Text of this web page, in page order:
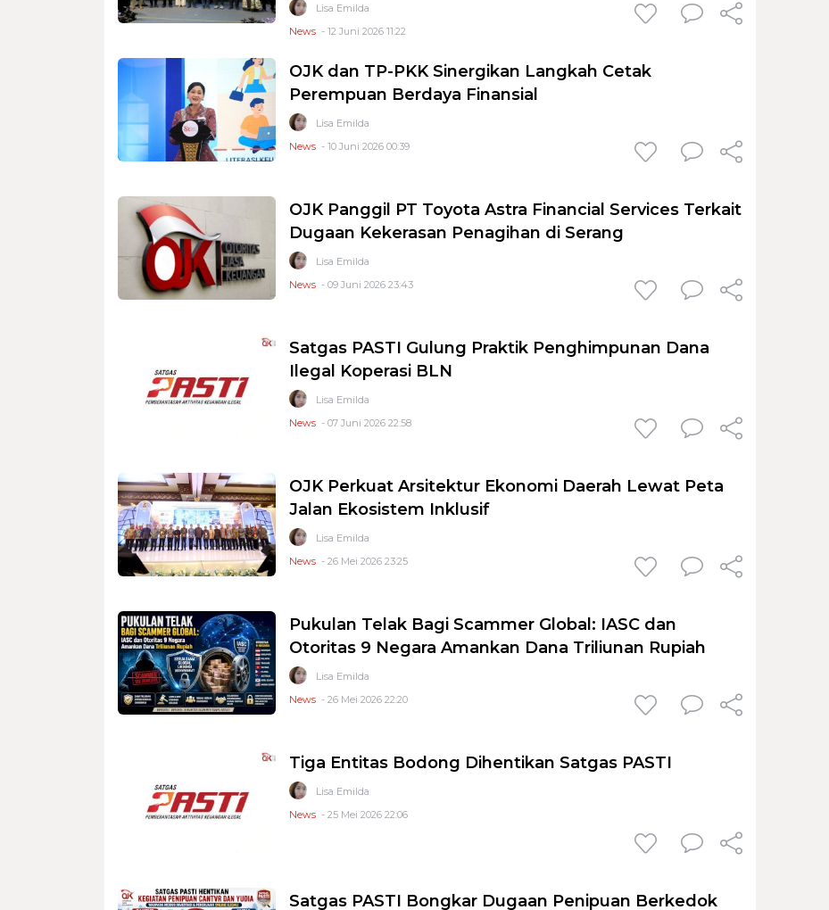
Lisa Emilda
News - 12 Juni 2026 11:22
OJK dan TP-PKK Sinergikan Langkah Cetak
Perempuan Berdaya Finansial
Lisa Emilda
News - 10 Juni 2026 00:39
OJK Panggil PT Toyota Astra Financial Services Terkait
Dugaan Kekerasan Penagihan di Serang
Lisa Emilda
News - 09 Juni 2026 23:43
Satgas PASTI Gulung Praktik Penghimpunan Dana
Ilegal Koperasi BLN
Lisa Emilda
News - 07 Juni 2026 22:58
OJK Perkuat Arsitektur Ekonomi Daerah Lewat Peta
Jalan Ekosistem Inklusif
Lisa Emilda
News - 26 Mei 2026 23:25
Pukulan Telak Bagi Scammer Global: IASC dan
Otoritas 9 Negara Amankan Dana Triliunan Rupiah
Lisa Emilda
News - 26 Mei 2026 22:20
Tiga Entitas Bodong Dihentikan Satgas PASTI
Lisa Emilda
News - 25 Mei 2026 22:06
Satgas PASTI Bongkar Dugaan Penipuan Berkedok